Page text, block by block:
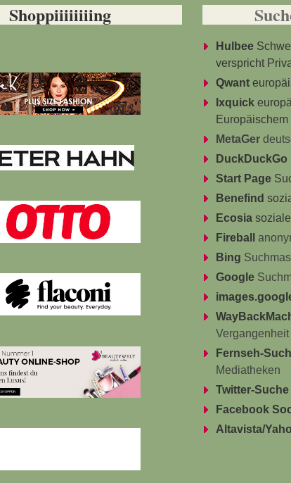
Shoppiiiiiiiing
Hulbee
verspricht
Qwant
Ixquick
MetaGer
DuckDuckGo
Start Page
Benefind
Ecosiasoziale
Fireball
Bing
Google
Fernseh-
Mediatheken
Twitter-Suche
Facebook
Altavista/